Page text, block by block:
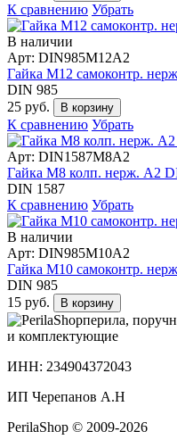
К сравнению Убрать
В наличии
Арт: DIN985М12А2
Гайка М12 самоконтр.
DIN 985
25 руб.
В корзину
К сравнению Убрать
Арт: DIN1587М8А2
Гайка М8 колп. нерж. А2
DIN 1587
К сравнению Убрать
В наличии
Арт: DIN985М10А2
Гайка М10 самоконтр.
DIN 985
15 руб.
В корзину
перила,
и комплектующие
ИНН: 234904372043
ИП Черепанов А.Н
PerilaShop © 2009-2026